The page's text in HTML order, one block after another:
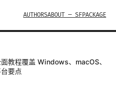
AUTHORSABOUT — SFPACKAGE
教程覆盖 Windows、macOS、
要点